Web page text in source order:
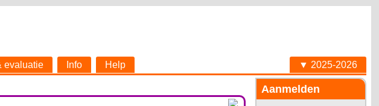
evaluatie Info Help ▼ 2025-2026
Aanmelden